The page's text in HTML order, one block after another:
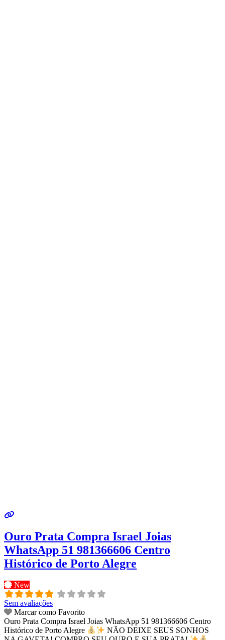
Ouro Prata Compra Israel Joias
WhatsApp 51 981366606 Centro
Histórico de Porto Alegre
New
Sem avaliações
Marcar como Favorito
Ouro Prata Compra Israel Joias WhatsApp 51 981366606 Centro
Histórico de Porto Alegre
NÃO DEIXE SEUS SONHOS